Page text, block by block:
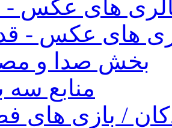
های عکس -
های عکس -
بخش صدا و
منابع سه
/ بازی های